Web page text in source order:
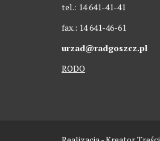
tel.: 14 641-41-41
fax.: 14 641-46-61
urzad@radgoszcz.pl
RODO